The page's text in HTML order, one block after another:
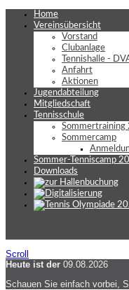
Home
Vereinsübersicht
Vorstand
Clubanlage
Tennishalle -
Anfahrt
Aktionen
Jugendabteilung
Mitgliedschaft
Tennisschule
Sommertraining
Sommercamp
Sommer-Tenniscamp
Downloads
Scroll
Heute ist der 09.08.2026
Schauen Sie einfach vorbei,